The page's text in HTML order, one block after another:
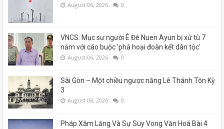
August 06, 2026 0
VNCS: Mục sư người Ê Đê Nuen Ayun bị xử tù 7
năm với cáo buộc 'phá hoại đoàn kết dân tộc'
August 06, 2026 0
Sài Gòn – Một chiều ngược nắng Lê Thánh Tôn Kỳ
3
August 06, 2026 0
Pháp Xâm Lăng Và Sự Suy Vong Văn Hoá Bài 4